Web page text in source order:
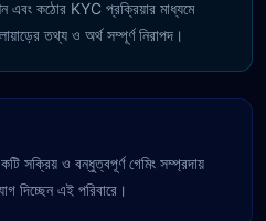
এবং কঠোর KYC প্রক্রিয়ার মাধ্যমে
তথ্য ও অর্থ সম্পূর্ণ নিরাপদ।
সক্রিয় ও বন্ধুত্বপূর্ণ গেমিং সম্প্রদায়
দিচ্ছেন এই পরিবারে।